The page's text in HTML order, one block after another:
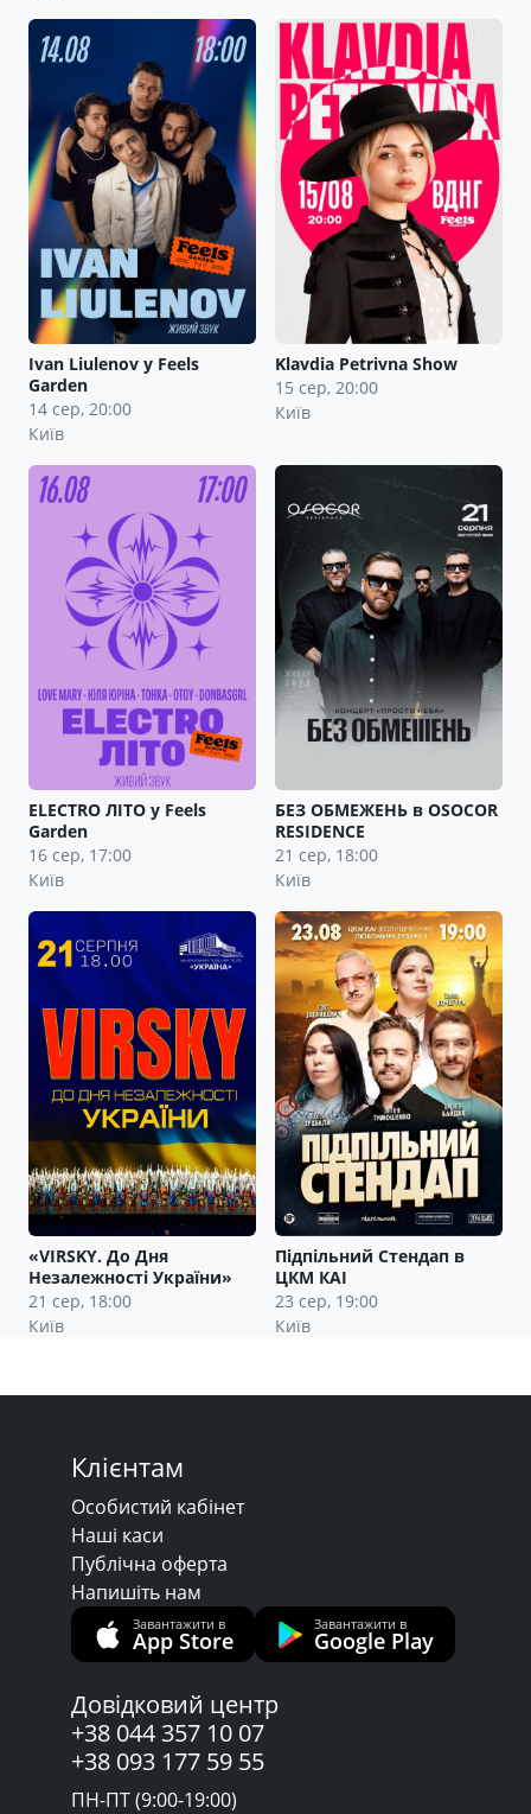
Ivan Liulenov у Feels
Garden
14 сер, 20:00
Київ
Klavdia Petrivna Show
15 сер, 20:00
Київ
ELECTRO ЛІТО у Feels
Garden
16 сер, 17:00
Київ
БЕЗ ОБМЕЖЕНЬ в OSOCOR
RESIDENCE
21 сер, 18:00
Київ
«VIRSKY. До Дня
Незалежності України»
21 сер, 18:00
Київ
Підпільний Стендап в
ЦКМ КАІ
23 сер, 19:00
Київ
Клієнтам
Особистий кабінет
Наші каси
Публічна оферта
Напишіть нам
Завантажити в
App Store
Завантажити в
Google Play
Довідковий центр
+38 044 357 10 07
+38 093 177 59 55
ПН-ПТ (9:00-19:00)